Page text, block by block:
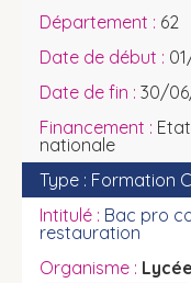
62
30/
nationale
Formation
Bac pro
restauration